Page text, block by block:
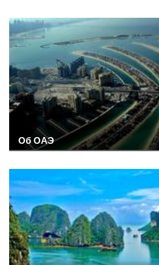
Об ОАЭ